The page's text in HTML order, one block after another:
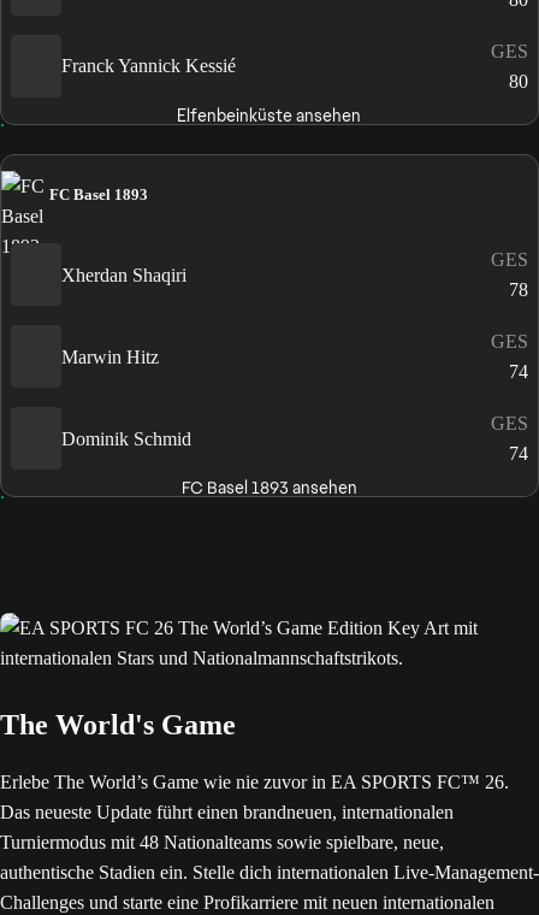
Franck Yannick Kessié
GES
80
Elfenbeinküste ansehen
FC Basel 1893
Xherdan Shaqiri
GES
78
Marwin Hitz
GES
74
Dominik Schmid
GES
74
FC Basel 1893 ansehen
The World's Game
Erlebe The World’s Game wie nie zuvor in EA SPORTS FC™ 26.
Das neueste Update führt einen brandneuen, internationalen
Turniermodus mit 48 Nationalteams sowie spielbare, neue,
authentische Stadien ein. Stelle dich internationalen Live-Management-
Challenges und starte eine Profikarriere mit neuen internationalen